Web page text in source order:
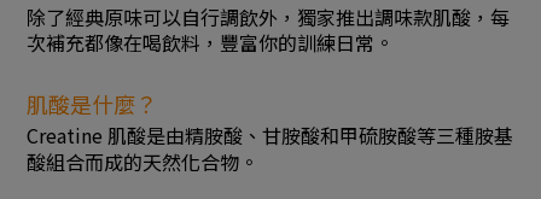
除了經典原味可以自行調飲外，獨家推出調味款肌酸，每
次補充都像在喝飲料，豐富你的訓練日常。
肌酸是什麼？
Creatine 肌酸是由精胺酸、甘胺酸和甲硫胺酸等三種胺基
酸組合而成的天然化合物。